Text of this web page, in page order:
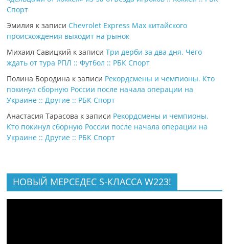
Спорт
Эмилия к записи Chevrolet Express Max китайского
происхождения выходит на рынок
Михаил Савицкий к записиТри дерби за два дня. Чего
ждать от тура РПЛ :: Футбол :: РБК Спорт
Полина Бородина к записи Рекордсмены и чемпионы. Кто
покинул сборную России после начала операции на
Украине :: Другие :: РБК Спорт
Анастасия Тарасова к записи Рекордсмены и чемпионы.
Кто покинул сборную России после начала операции на
Украине :: Другие :: РБК Спорт
НОВЫЙ МЕРСЕДЕС S-КЛАССА W223!